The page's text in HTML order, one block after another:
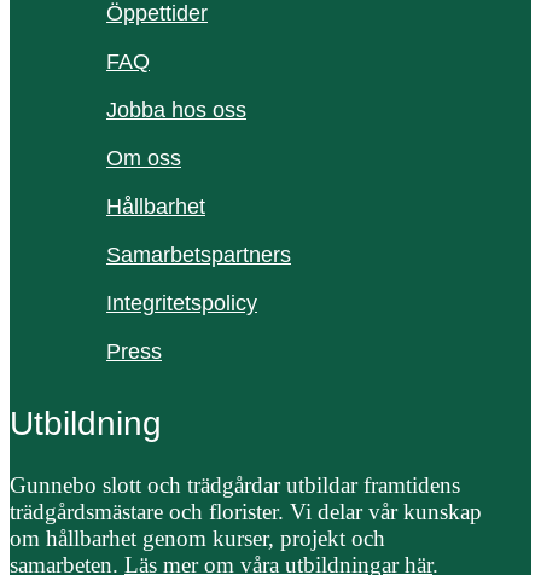
Öppettider
FAQ
Jobba hos oss
Om oss
Hållbarhet
Samarbetspartners
Integritetspolicy
Press
Utbildning
Gunnebo slott och trädgårdar utbildar framtidens
trädgårdsmästare och florister. Vi delar vår kunskap
om hållbarhet genom kurser, projekt och
samarbeten. Läs mer om våra utbildningar här.